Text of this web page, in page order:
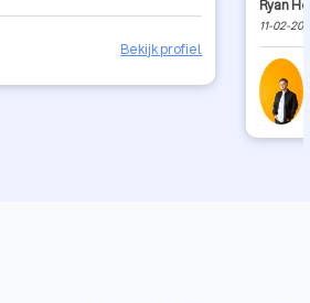
Bekijk profiel
Ryan
11-02-